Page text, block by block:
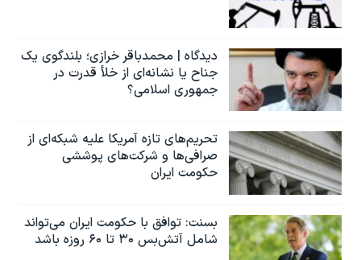
دیدگاه | محمدباقر خرازی؛ بلندگوی یک
جناح یا نشانه‌ای از خلأ قدرت در
جمهوری اسلامی؟
تحریم‌های تازه آمریکا علیه شبکه‌ای از
صرافی‌ها و شرکت‌های پوششی
حکومت ایران
بسنت: توافق با حکومت ایران می‌تواند
شامل آتش‌بس ۳۰ تا ۶۰ روزه باشد